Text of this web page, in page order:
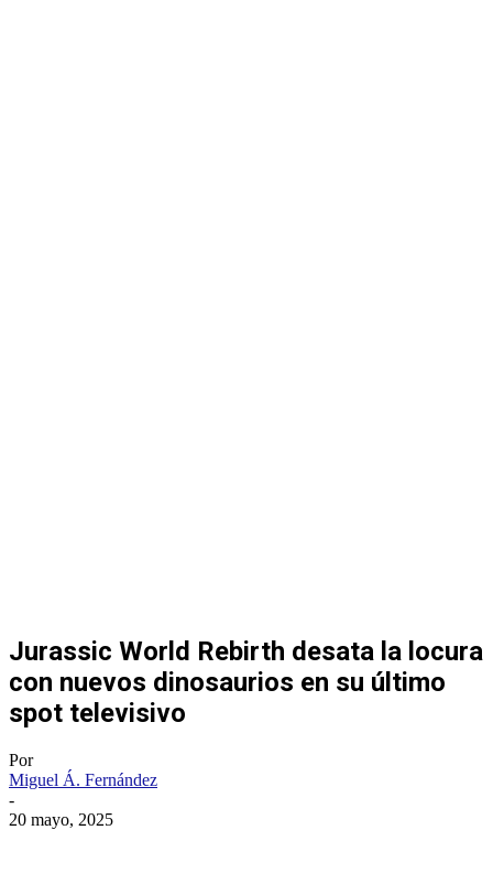
Jurassic World Rebirth desata la locura
con nuevos dinosaurios en su último
spot televisivo
Por
Miguel Á. Fernández
-
20 mayo, 2025